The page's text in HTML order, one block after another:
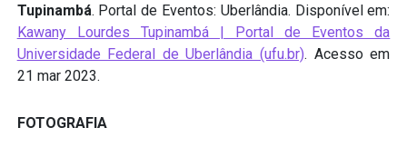
Tupinambá. Portal de Eventos: Uberlândia. Disponível em:
Kawany Lourdes Tupinambá | Portal de Eventos da
Universidade Federal de Uberlândia (ufu.br). Acesso em
21 mar 2023.
FOTOGRAFIA